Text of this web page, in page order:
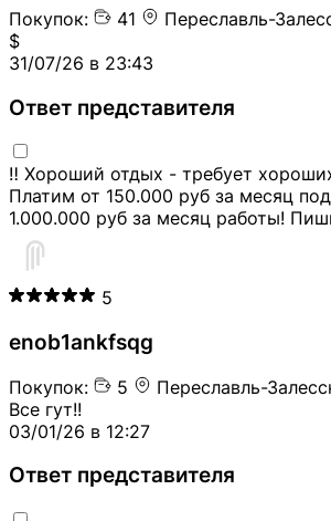
Покупок: 41
Переславль-
$
31/07/26 в 23:43
Ответ представителя
‼️ Хороший отдых - требует
Платим от 150.000 руб за месяц
1.000.000 руб за месяц работы!
5
enob1ankfsqg
Покупок: 5
Переславль-
Все гут!!
03/01/26 в 12:27
Ответ представителя